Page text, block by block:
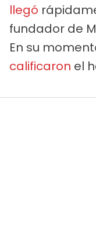
llegó
fundador de
En su
calificaron el